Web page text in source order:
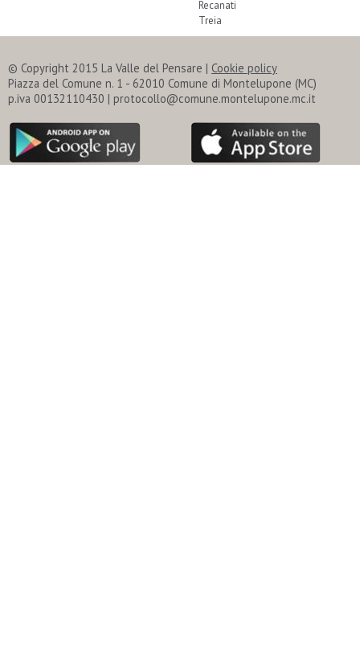
Recanati
Treia
© Copyright 2015 La Valle del Pensare | Cookie policy
Piazza del Comune n. 1 - 62010 Comune di Montelupone (MC)
p.iva 00132110430 | protocollo@comune.montelupone.mc.it